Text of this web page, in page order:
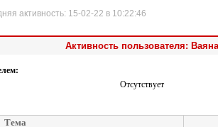
активность: 15-02-22 в 10:22:46
Активность пользователя: Ваяна
Отсутствует
Тема